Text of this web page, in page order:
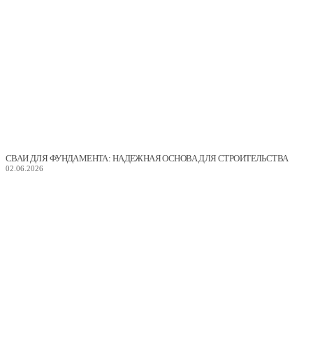
СВАИ ДЛЯ ФУНДАМЕНТА: НАДЕЖНАЯ ОСНОВА ДЛЯ СТРОИТЕЛЬСТВА
02.06.2026